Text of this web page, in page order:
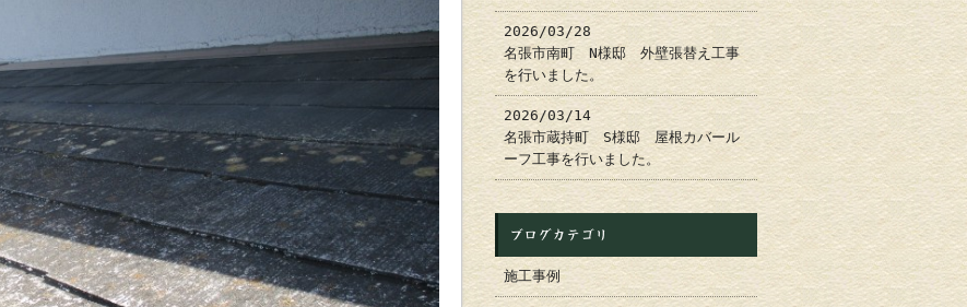
2026/03/28
名張市南町 N様邸 外壁張替え工事
を行いました。
2026/03/14
名張市蔵持町 S様邸 屋根カバール
ーフ工事を行いました。
ブログカテゴリ
施工事例